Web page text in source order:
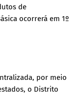
de
ocorrerá em 1º
por meio
o Distrito